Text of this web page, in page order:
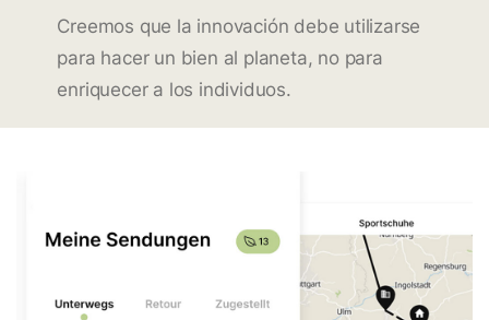
Creemos que la innovación debe utilizarse
para hacer un bien al planeta, no para
enriquecer a los individuos.